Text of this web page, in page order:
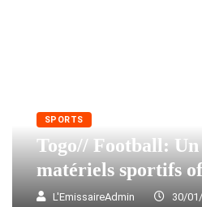
SPORTS
Togo// Football:
matériels sportifs
L'EmissaireAdmin 30/